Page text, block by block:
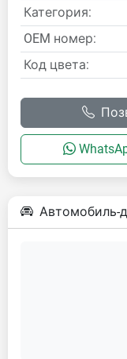
Категория:
OEM номер:
Код цвета:
Автомобиль-